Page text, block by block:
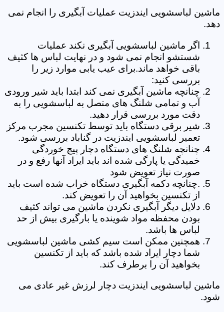
ماشین لباسشویی ایندزیت عملیات آبگیری را انجام نمی
دهد.
اگر ماشین لباسشویی آبگیری نکند عملیات
شستشو انجام نمی شود و در نهایت لباس ها کثیف
باقی خواهد ماند.برای عیب یابی موارد زیر را
بررسی کنید:
چنانچه ماشین آبگیری نمی کند ابتدا باید شیر ورودی
آب و تمامی شلنگ های متصل به لباسشویی را به
دقت مورد بررسی قرار دهید.
شیر برقی دستگاه باید توسط تکنسین مجرب مرکز
تعمیر لباسشویی ایندزیت در گناباد بررسی شود.
چنانچه شلنگ های دستگاه دچار پیچ خوردگی
خمیدگی یا پارگی شده اند باید ایراد آنها رفع و در
صورت نیاز تعویض شود
.چنانچه دکمه آبگیری دستگاه خراب شده است باید
از تکنسین بخواهید آن را تعویض کند.
دلایل دیگر آبگیری نکردن ماشین می تواند کثیف
بودن محفظه مواد شوینده یا بارگیری بیش از حد
لباس ها باشد.
همچنین ممکن است سیم کشی ماشین لباسشویی
شما دچار ایراد شده باشد که باید از تکنسین
بخواهید آن را برطرف کند.
ماشین لباسشویی ایندزیت دچار لرزش غیر عادی می
شود.